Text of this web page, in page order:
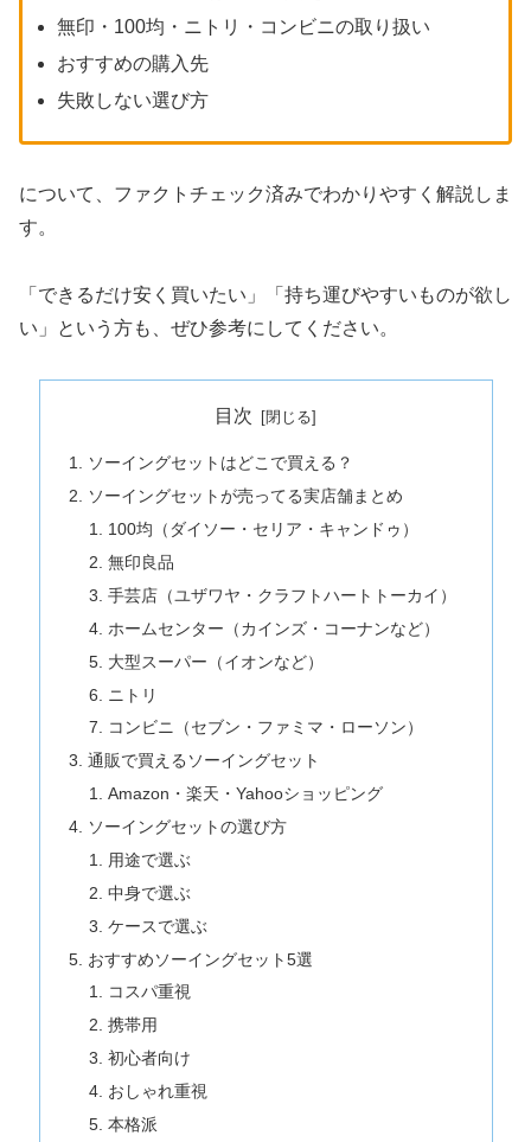
無印・100均・ニトリ・コンビニの取り扱い
おすすめの購入先
失敗しない選び方
について、ファクトチェック済みでわかりやすく解説しま
す。
「できるだけ安く買いたい」「持ち運びやすいものが欲し
い」という方も、ぜひ参考にしてください。
目次
ソーイングセットはどこで買える？
ソーイングセットが売ってる実店舗まとめ
100均（ダイソー・セリア・キャンドゥ）
無印良品
手芸店（ユザワヤ・クラフトハートトーカイ）
ホームセンター（カインズ・コーナンなど）
大型スーパー（イオンなど）
ニトリ
コンビニ（セブン・ファミマ・ローソン）
通販で買えるソーイングセット
Amazon・楽天・Yahooショッピング
ソーイングセットの選び方
用途で選ぶ
中身で選ぶ
ケースで選ぶ
おすすめソーイングセット5選
コスパ重視
携帯用
初心者向け
おしゃれ重視
本格派